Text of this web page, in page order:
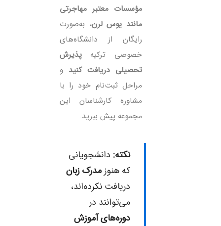
مؤسسات معتبر مهاجرتی
مانند یوس لرن، به‌صورت
رایگان از دانشگاه‌های
خصوصی ترکیه پذیرش
تحصیلی دریافت کنید و
مراحل ثبت‌نام خود را با
مشاوره کارشناسان این
مجموعه پیش ببرید.
نکته: دانشجویانی
که هنوزمدرک زبان
دریافت نکرده‌اند،
می‌توانند در
دوره‌های آموزش